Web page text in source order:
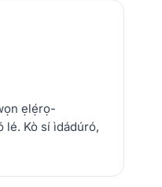
ẹlẹ́rọ-
lé. Kò sí ìdádúró,